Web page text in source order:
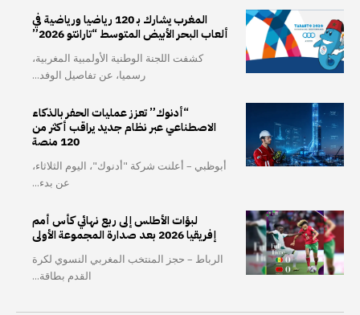
المغرب يشارك بـ 120 رياضيا ورياضية في
ألعاب البحر الأبيض المتوسط “تارانتو 2026”
كشفت اللجنة الوطنية الأولمبية المغربية،
رسميا، عن تفاصيل الوفد...
“أدنوك” تعزز عمليات الحفر بالذكاء
الاصطناعي عبر نظام جديد يراقب أكثر من
120 منصة
أبوظبي – أعلنت شركة "أدنوك"، اليوم الثلاثاء،
عن بدء...
لبؤات الأطلس إلى ربع نهائي كأس أمم
إفريقيا 2026 بعد صدارة المجموعة الأولى
الرباط – حجز المنتخب المغربي النسوي لكرة
القدم بطاقة...